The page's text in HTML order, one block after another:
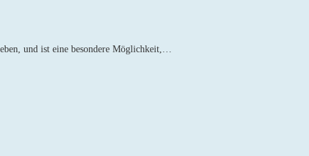
und ist eine besondere Möglichkeit,…